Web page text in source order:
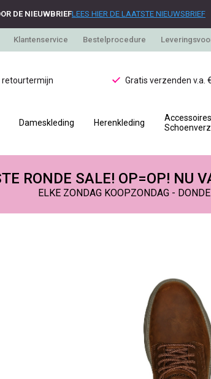
DE NIEUWBRIEFLEES HIER DE LAATSTE NIEUWSBRIEF
Klantenservice Bestelprocedure
retourtermijn Gratis verzenden v.a.
Dameskleding Herenkleding
RONDE SALE! OP=OP! NU
ELKE ZONDAG KOOPZONDAG -